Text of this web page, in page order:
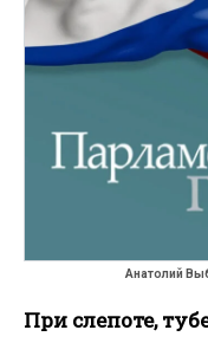
Анатолий
При слепоте,